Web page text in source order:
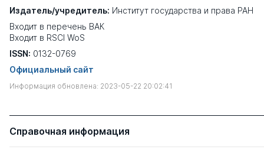
Издатель/учредитель: Институт государства и права РАН
Входит в перечень ВАК
Входит в RSCI WoS
ISSN: 0132-0769
Официальный сайт
Информация обновлена: 2023-05-22 20:02:41
Справочная информация